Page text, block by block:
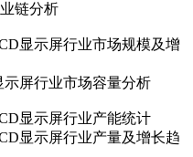
链分析
显示屏行业市场规模及增
屏行业市场容量分析
显示屏行业产能统计
显示屏行业产量及增长趋